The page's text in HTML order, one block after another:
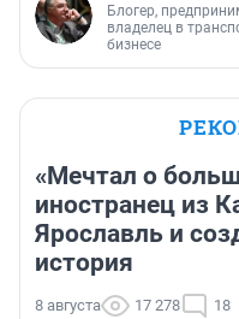
Блогер,
владелец в
бизнесе
«Мечтал о
иностранец из
Ярославль и
история
8 августа 17 278 18